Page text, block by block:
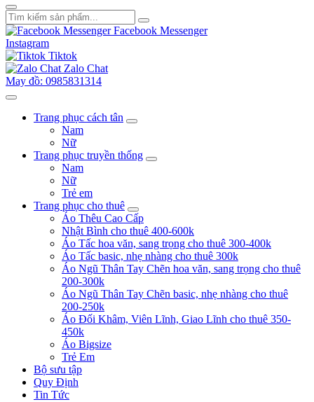
Facebook Messenger
Instagram
Tiktok
Zalo Chat
May đồ: 0985831314
Trang phục cách tân
Nam
Nữ
Trang phục truyền thống
Nam
Nữ
Trẻ em
Trang phục cho thuê
Áo Thêu Cao Cấp
Nhật Bình cho thuê 400-600k
Áo Tấc hoa văn, sang trọng cho thuê 300-400k
Áo Tấc basic, nhẹ nhàng cho thuê 300k
Áo Ngũ Thân Tay Chẽn hoa văn, sang trọng cho thuê
200-300k
Áo Ngũ Thân Tay Chẽn basic, nhẹ nhàng cho thuê
200-250k
Áo Đối Khâm, Viên Lĩnh, Giao Lĩnh cho thuê 350-
450k
Áo Bigsize
Trẻ Em
Bộ sưu tập
Quy Định
Tin Tức